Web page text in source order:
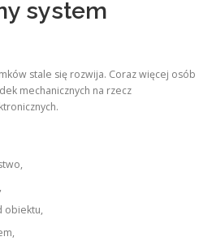
system
stale się rozwija. Coraz więcej osób
mechanicznych na rzecz
obiektu,